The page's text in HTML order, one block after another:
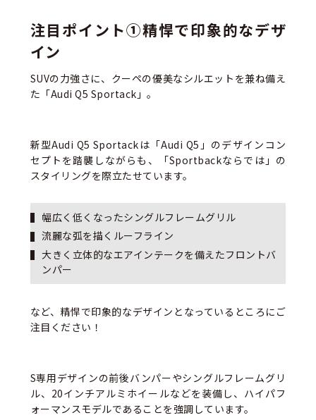
注目ポイント①精悍で印象的なデザ
イン
SUVの力強さに、クーペの優美なシルエットを兼ね備え
た「Audi Q5 Sportack」。
新型Audi Q5 Sportackは「Audi Q5」のデザインコン
セプトを踏襲しながらも、「Sportbackならでは」の
スタイリングを際立たせています。
幅広く低くなったシングルフレームグリル
流麗な弧を描くルーフライン
大きく立体的なエアインテークを備えたフロントバ
ンパー
など、精悍で印象的なデザインとなっているところにご
注目ください！
S専用デザインの前後バンパーやシングルフレームグリ
ル、20インチアルミホイールなどを装備し、ハイパフ
ォーマンスモデルであることを強調しています。